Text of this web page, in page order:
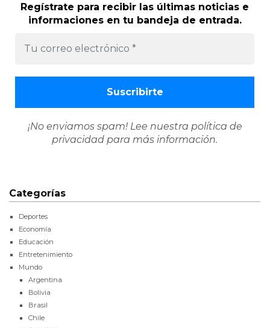
Regístrate para recibir las últimas noticias e
informaciones en tu bandeja de entrada.
¡No enviamos spam! Lee nuestra política de
privacidad para más información.
Categorías
Deportes
Economía
Educación
Entretenimiento
Mundo
Argentina
Bolivia
Brasil
Chile